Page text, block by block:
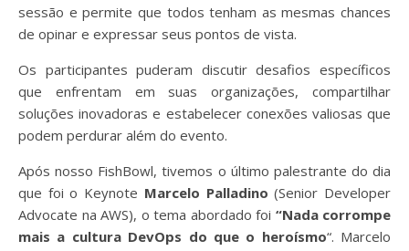
sessão e permite que todos tenham as mesmas chances
de opinar e expressar seus pontos de vista.
Os participantes puderam discutir desafios específicos
que enfrentam em suas organizações, compartilhar
soluções inovadoras e estabelecer conexões valiosas que
podem perdurar além do evento.
Após nosso FishBowl, tivemos o último palestrante do dia
que foi o Keynote Marcelo Palladino (Senior Developer
Advocate na AWS), o tema abordado foi “Nada corrompe
mais a cultura DevOps do que o heroísmo“. Marcelo